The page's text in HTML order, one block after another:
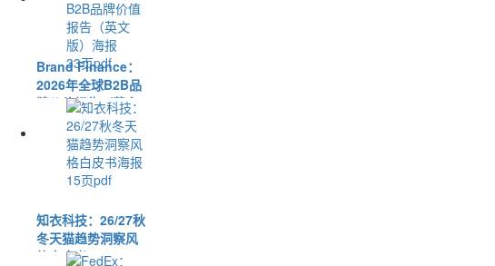
33页pdf
Brand Finance：
2026年全球B2B品
牌价值报告（英文
15页pdf
知衣科技：26/27秋
冬天猫趋势洞察风
格白皮书